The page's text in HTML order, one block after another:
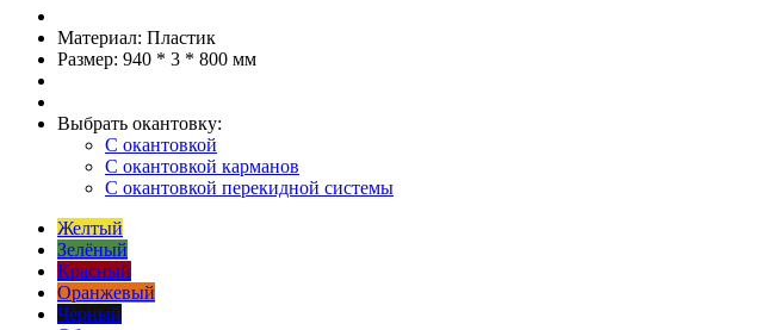
Материал: Пластик
Размер: 940 * 3 * 800 мм
Выбрать окантовку:
С окантовкой
С окантовкой карманов
С окантовкой перекидной системы
Желтый
Зелёный
Красный
Оранжевый
Чёрный